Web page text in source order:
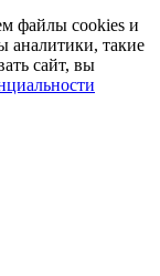
файлы cookies и
аналитики, такие
сайт, вы